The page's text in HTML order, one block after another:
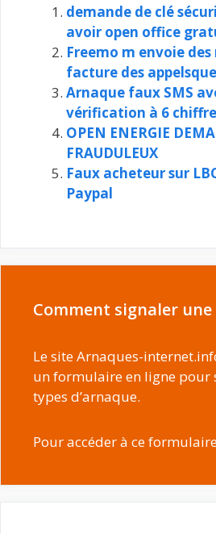
demande de clé
avoir open office
Freemo m envoie
facture des
Arnaque faux SMS
vérification à 6
OPEN ENERGIE
FRAUDULEUX
Faux acheteur sur
Paypal
Comment signaler une
Le site Arnaques-
un formulaire en ligne pour
types d’arnaque.
Pour accéder à ce